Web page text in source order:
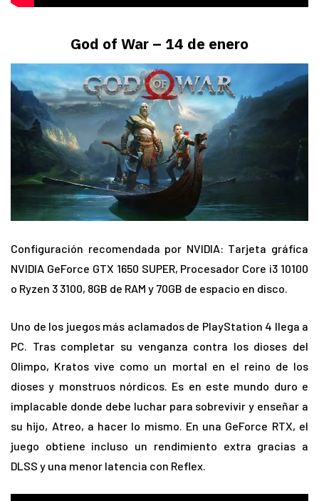
God of War – 14 de enero
Configuración recomendada por NVIDIA: Tarjeta gráfica
NVIDIA GeForce GTX 1650 SUPER, Procesador Core i3 10100
o Ryzen 3 3100, 8GB de RAM y 70GB de espacio en disco.
Uno de los juegos más aclamados de PlayStation 4 llega a
PC. Tras completar su venganza contra los dioses del
Olimpo, Kratos vive como un mortal en el reino de los
dioses y monstruos nórdicos. Es en este mundo duro e
implacable donde debe luchar para sobrevivir y enseñar a
su hijo, Atreo, a hacer lo mismo. En una GeForce RTX, el
juego obtiene incluso un rendimiento extra gracias a
DLSS y una menor latencia con Reflex.